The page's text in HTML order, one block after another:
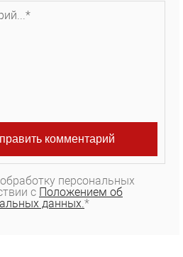
персональных
с Положением об
данных.*